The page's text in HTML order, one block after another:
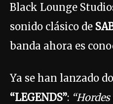
Black Lounge
sonido clásico de
banda ahora es
Ya se han lanzado
“LEGENDS”: